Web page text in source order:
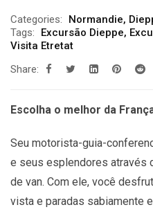
Categories: Normandie,
Tags:
Excursão Dieppe,
Visita Etretat
Share:
Escolha o melhor da
Seu motorista-guia-
e seus esplendores através
de van. Com ele, você
vista e paradas sabiamente